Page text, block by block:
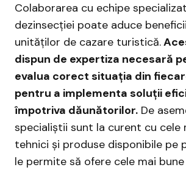
Colaborarea cu echipe
dezinsecției poate aduce
unităților de cazare turistică.
dispun de expertiza necesară
evalua corect situația din
pentru a implementa soluții
împotriva dăunătorilor. De
specialiștii sunt la curent cu cele
tehnici și produse disponibile pe
le permite să ofere cele mai